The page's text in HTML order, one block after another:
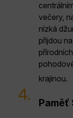
večery,
nízká
přijdou
krajinou.
4. Paměť